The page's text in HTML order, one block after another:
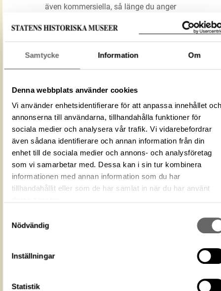
Samtycke Information Om
Denna webbplats använder cookies
Vi använder enhetsidentifierare för att anpassa innehållet och
annonserna till användarna, tillhandahålla funktioner för
sociala medier och analysera vår trafik. Vi vidarebefordrar
även sådana identifierare och annan information från din
enhet till de sociala medier och annons- och analysföretag
som vi samarbetar med. Dessa kan i sin tur kombinera
informationen med annan information som du har
tillhandahållit eller som de har samlat in när du har använt
Nödvändig
Inställningar
Statistik
Förmålsbenämning
Kittel
Kärl
Föremålsnummer
120497_HST
Mediatyp
image/jpeg
ID‑nummer
2d8e0f82-68cd-4e7e-acf2-
Fotograf
Eriksson, Thomas
Fotodatum 2025-10-21
Du får bearbeta och dela verket
licensgivare. CC BY 4.0
https://samlingar.shm.se/media/
även kommersiella, så länge du anger
LADDA NER MEDIA